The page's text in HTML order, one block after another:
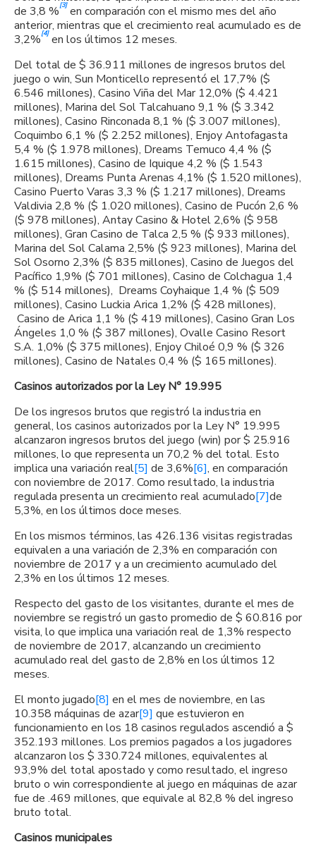
de 3,8 %[3] en comparación con el mismo mes del año
anterior, mientras que el crecimiento real acumulado es de
3,2%[4] en los últimos 12 meses.
Del total de $ 36.911 millones de ingresos brutos del
juego o win, Sun Monticello representó el 17,7% ($
6.546 millones), Casino Viña del Mar 12,0% ($ 4.421
millones), Marina del Sol Talcahuano 9,1 % ($ 3.342
millones), Casino Rinconada 8,1 % ($ 3.007 millones),
Coquimbo 6,1 % ($ 2.252 millones), Enjoy Antofagasta
5,4 % ($ 1.978 millones), Dreams Temuco 4,4 % ($
1.615 millones), Casino de Iquique 4,2 % ($ 1.543
millones), Dreams Punta Arenas 4,1% ($ 1.520 millones),
Casino Puerto Varas 3,3 % ($ 1.217 millones), Dreams
Valdivia 2,8 % ($ 1.020 millones), Casino de Pucón 2,6 %
($ 978 millones), Antay Casino & Hotel 2,6% ($ 958
millones), Gran Casino de Talca 2,5 % ($ 933 millones),
Marina del Sol Calama 2,5% ($ 923 millones), Marina del
Sol Osorno 2,3% ($ 835 millones), Casino de Juegos del
Pacífico 1,9% ($ 701 millones), Casino de Colchagua 1,4
% ($ 514 millones), Dreams Coyhaique 1,4 % ($ 509
millones), Casino Luckia Arica 1,2% ($ 428 millones),
Casino de Arica 1,1 % ($ 419 millones), Casino Gran Los
Ángeles 1,0 % ($ 387 millones), Ovalle Casino Resort
S.A. 1,0% ($ 375 millones), Enjoy Chiloé 0,9 % ($ 326
millones), Casino de Natales 0,4 % ($ 165 millones).
Casinos autorizados por la Ley N° 19.995
De los ingresos brutos que registró la industria en
general, los casinos autorizados por la Ley N° 19.995
alcanzaron ingresos brutos del juego (win) por $ 25.916
millones, lo que representa un 70,2 % del total. Esto
implica una variación real[5] de 3,6%[6], en comparación
con noviembre de 2017. Como resultado, la industria
regulada presenta un crecimiento real acumulado[7]de
5,3%, en los últimos doce meses.
En los mismos términos, las 426.136 visitas registradas
equivalen a una variación de 2,3% en comparación con
noviembre de 2017 y a un crecimiento acumulado del
2,3% en los últimos 12 meses.
Respecto del gasto de los visitantes, durante el mes de
noviembre se registró un gasto promedio de $ 60.816 por
visita, lo que implica una variación real de 1,3% respecto
de noviembre de 2017, alcanzando un crecimiento
acumulado real del gasto de 2,8% en los últimos 12
meses.
El monto jugado[8] en el mes de noviembre, en las
10.358 máquinas de azar[9] que estuvieron en
funcionamiento en los 18 casinos regulados ascendió a $
352.193 millones. Los premios pagados a los jugadores
alcanzaron los $ 330.724 millones, equivalentes al
93,9% del total apostado y como resultado, el ingreso
bruto o win correspondiente al juego en máquinas de azar
fue de .469 millones, que equivale al 82,8 % del ingreso
bruto total.
Casinos municipales